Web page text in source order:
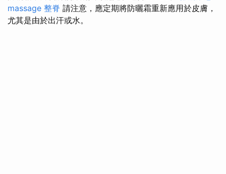
massage 整脊 請注意，應定期將防曬霜重新應用於皮膚，
尤其是由於出汗或水。